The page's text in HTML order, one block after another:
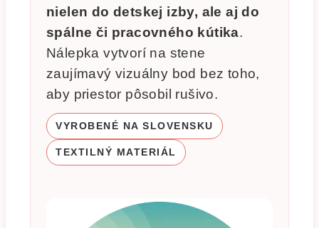
nielen do detskej izby, ale aj do
spálne či pracovného kútika.
Nálepka vytvorí na stene
zaujímavý vizuálny bod bez toho,
aby priestor pôsobil rušivo.
VYROBENÉ NA SLOVENSKU
TEXTILNÝ MATERIÁL